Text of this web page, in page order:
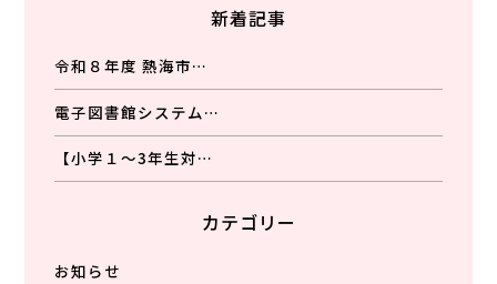
新着記事
令和８年度 熱海市…
電子図書館システム…
【小学１～3年生対…
カテゴリー
お知らせ